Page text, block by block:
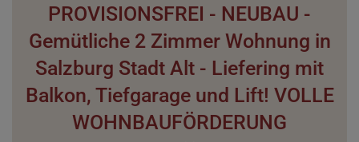
PROVISIONSFREI - NEUBAU -
Gemütliche 2 Zimmer Wohnung in
Salzburg Stadt Alt - Liefering mit
Balkon, Tiefgarage und Lift! VOLLE
WOHNBAUFÖRDERUNG